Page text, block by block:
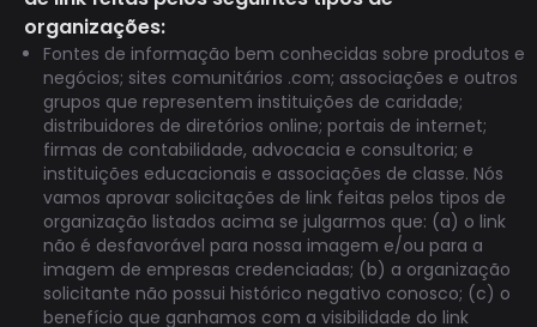
organizações:
Fontes de informação bem conhecidas sobre produtos e
negócios; sites comunitários .com; associações e outros
grupos que representem instituições de caridade;
distribuidores de diretórios online; portais de internet;
firmas de contabilidade, advocacia e consultoria; e
instituições educacionais e associações de classe. Nós
vamos aprovar solicitações de link feitas pelos tipos de
organização listados acima se julgarmos que: (a) o link
não é desfavorável para nossa imagem e/ou para a
imagem de empresas credenciadas; (b) a organização
solicitante não possui histórico negativo conosco; (c) o
benefício que ganhamos com a visibilidade do link